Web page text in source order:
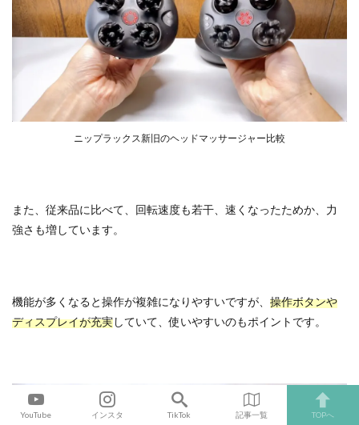
ニップラックス新旧のヘッドマッサージャー比較
また、従来品に比べて、回転速度も若干、速くなったためか、力
強さも増しています。
機能が多くなると操作が複雑になりやすいですが、 操作ボタンや
ディスプレイが充実していて、使いやすいのもポイントです。
YouTube インスタ TikTok 記事一覧 TOPへ